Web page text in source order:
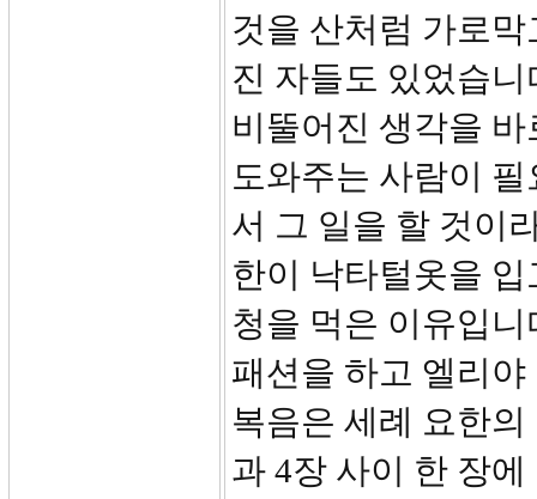
것을 산처럼 가로
진 자들도 있었습
비뚤어진 생각을
도와주는 사람이
서 그 일을 할 것이
한이 낙타털옷을
청을 먹은 이유입
패션을 하고 엘리
복음은 세례 요한
과 4장 사이 한 장